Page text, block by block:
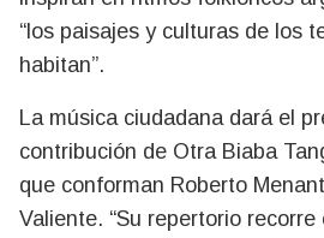
“los paisajes y culturas de los
habitan”.
La música ciudadana dará el
contribución de Otra Biaba
que conforman Roberto
Valiente. “Su repertorio